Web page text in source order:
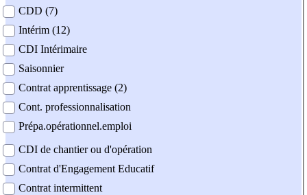
CDD (7)
Intérim (12)
CDI Intérimaire
Saisonnier
Contrat apprentissage (2)
Cont. professionnalisation
Prépa.opérationnel.emploi
CDI de chantier ou d'opération
Contrat d'Engagement Educatif
Contrat intermittent